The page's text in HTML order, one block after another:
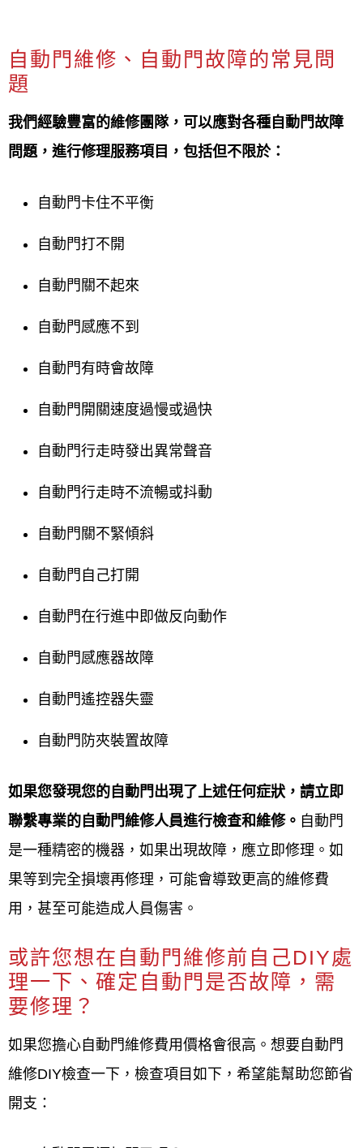
自動門維修、自動門故障的常見問
題
我們經驗豐富的維修團隊，可以應對各種自動門故障
問題，進行修理服務項目，包括但不限於：
自動門卡住不平衡
自動門打不開
自動門關不起來
自動門感應不到
自動門有時會故障
自動門開關速度過慢或過快
自動門行走時發出異常聲音
自動門行走時不流暢或抖動
自動門關不緊傾斜
自動門自己打開
自動門在行進中即做反向動作
自動門感應器故障
自動門遙控器失靈
自動門防夾裝置故障
如果您發現您的自動門出現了上述任何症狀，請立即
聯繫專業的自動門維修人員進行檢查和維修。 自動門
是一種精密的機器，如果出現故障，應立即修理。如
果等到完全損壞再修理，可能會導致更高的維修費
用，甚至可能造成人員傷害。
或許您想在自動門維修前自己DIY處
理一下、確定自動門是否故障，需
要修理？
如果您擔心自動門維修費用價格會很高。想要自動門
維修DIY檢查一下，檢查項目如下，希望能幫助您節省
開支：